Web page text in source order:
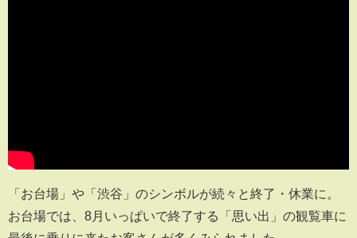
「お台場」や「渋谷」のシンボルが続々と終了・休業に。
お台場では、8月いっぱいで終了する「思い出」の観覧車に